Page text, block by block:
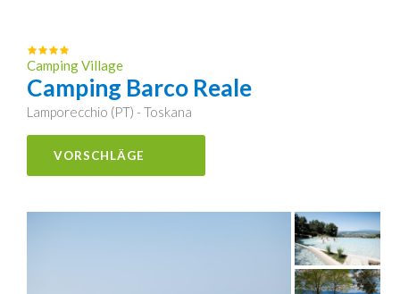
Camping Village
Camping Barco Reale
Lamporecchio (PT) - Toskana
VORSCHLÄGE